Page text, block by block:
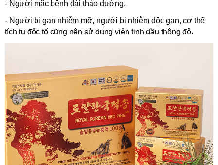
- Người mắc bệnh đái tháo đường.
- Người bị gan nhiễm mỡ, người bị nhiễm độc gan, cơ thể
tích tụ độc tố cũng nên sử dụng viên tinh dầu thông đỏ.